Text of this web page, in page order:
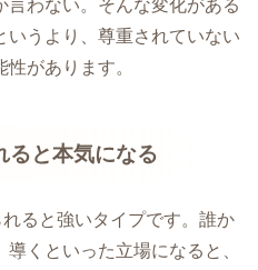
わない。そんな変化がある
いうより、尊重されていない
があります。
ると本気になる
ると強いタイプです。誰か
くといった立場になると、